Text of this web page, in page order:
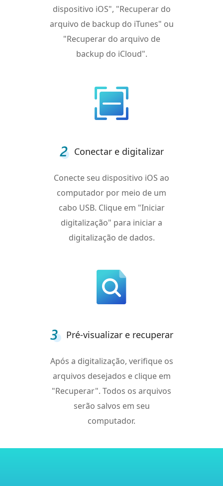
dispositivo iOS", "Recuperar do
arquivo de backup do iTunes" ou
"Recuperar do arquivo de
backup do iCloud".
Conectar e digitalizar
Conecte seu dispositivo iOS ao
computador por meio de um
cabo USB. Clique em "Iniciar
digitalização" para iniciar a
digitalização de dados.
Pré-visualizar e recuperar
Após a digitalização, verifique os
arquivos desejados e clique em
"Recuperar". Todos os arquivos
serão salvos em seu
computador.